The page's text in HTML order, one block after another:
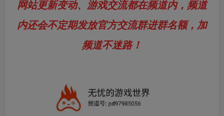
网站更新变动、游戏交流都在频道内，频道
内还会不定期发放官方交流群进群名额，加
频道不迷路！